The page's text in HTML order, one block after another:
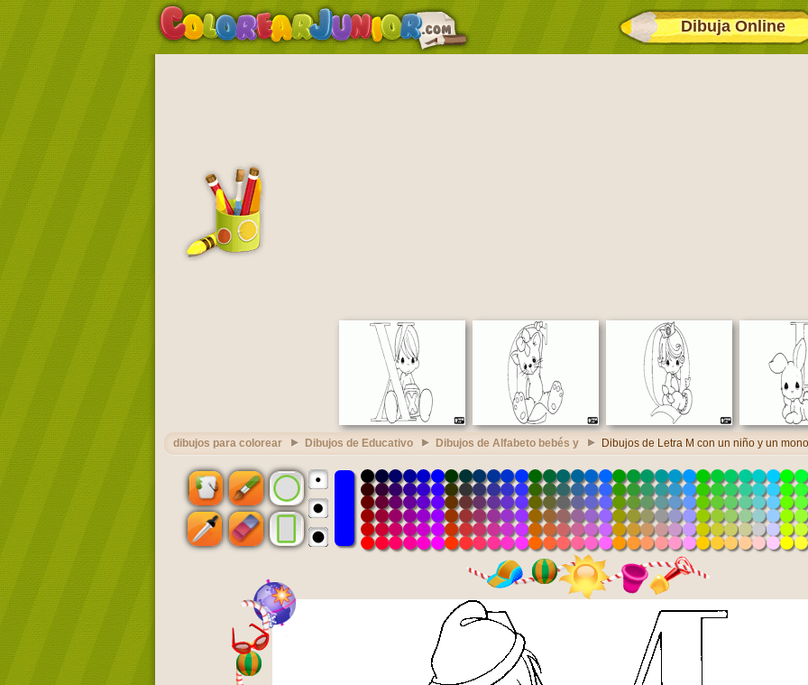
Dibuja Online
dibujos para colorear Dibujos de Educativo Dibujos de Alfabeto bebés y Dibujos de Letra M con un niño y un mono